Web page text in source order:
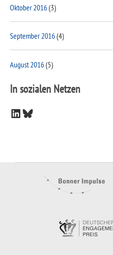
Oktober 2016(3)
September 2016(4)
August 2016(5)
In sozialen Netzen
LinkedIn
Bluesky